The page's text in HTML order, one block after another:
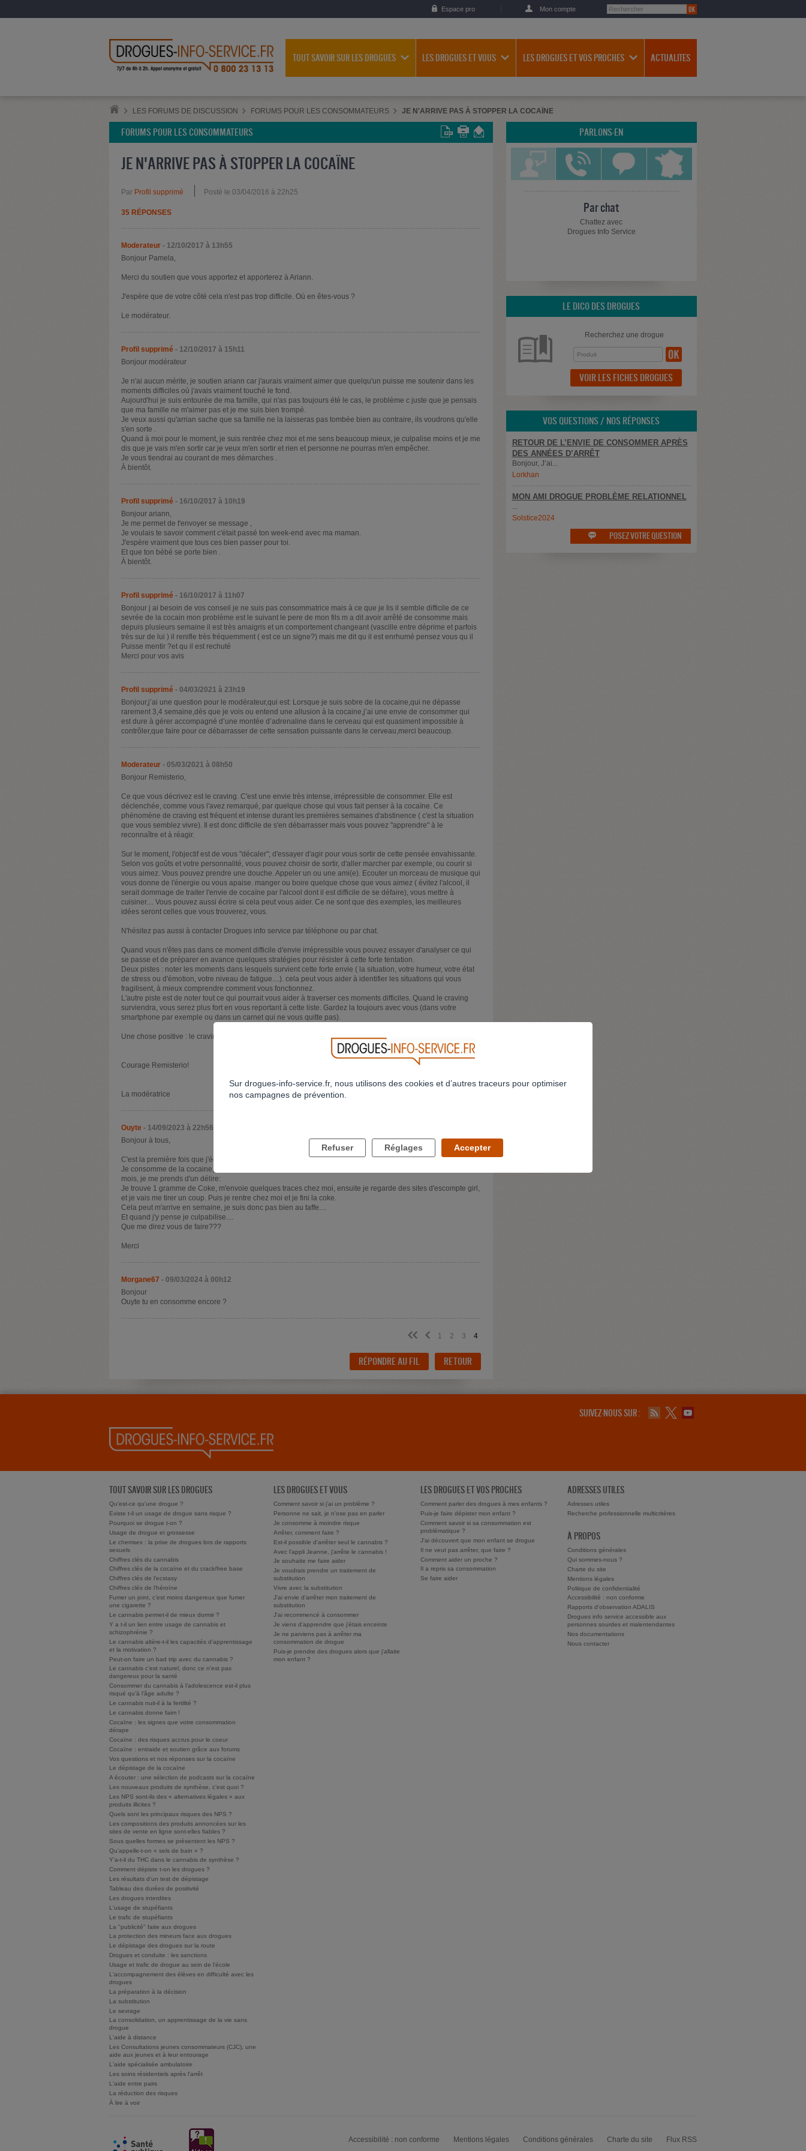
Espace pro Mon compte
TOUT SAVOIR SUR LES DROGUES LES DROGUES ET VOUS LES DROGUES ET VOS PROCHES ACTUALITES
LES FORUMS DE DISCUSSION FORUMS POUR LES CONSOMMATEURS JE N'ARRIVE PAS À STOPPER LA COCAÏNE
FORUMS POUR LES CONSOMMATEURS
JE N'ARRIVE PAS À STOPPER LA COCAÏNE
Par Profil supprimé Posté le 03/04/2016 à 22h25
35 RÉPONSES
Moderateur - 12/10/2017 à 13h55
Bonjour Pamela,
Merci du soutien que vous apportez et apporterez à Ariann.
J'espère que de votre côté cela n'est pas trop difficile. Où en êtes-vous ?
Le modérateur.
Profil supprimé - 12/10/2017 à 15h11
Bonjour modérateur
Je n'ai aucun mérite, je soutien ariann car j'aurais vraiment aimer que quelqu'un puisse me soutenir dans les
moments difficiles où j'avais vraiment touché le fond.
Aujourd'hui je suis entourée de ma famille, qui n'as pas toujours été le cas, le problème c juste que je pensais
que ma famille ne m'aimer pas et je me suis bien trompé.
Je veux aussi qu'arrian sache que sa famille ne la laisseras pas tombée bien au contraire, ils voudrons qu'elle
s'en sorte .
Quand à moi pour le moment, je suis rentrée chez moi et me sens beaucoup mieux, je culpalise moins et je me
dis que je vais m'en sortir car je veux m'en sortir et rien et personne ne pourras m'en empêcher.
Je vous tiendrai au courant de mes démarches .
À bientôt.
Profil supprimé - 16/10/2017 à 10h19
Bonjour ariann,
Je me permet de t'envoyer se message ,
Je voulais te savoir comment c'était passé ton week-end avec ma maman.
J'espère vraiment que tous ces bien passer pour toi.
Et que ton bébé se porte bien .
À bientôt.
Profil supprimé - 16/10/2017 à 11h07
Bonjour j ai besoin de vos conseil je ne suis pas consommatrice mais à ce que je lis il semble difficile de ce
sevrée de la cocain mon problème est le suivant le pere de mon fils m a dit avoir arrêté de consomme mais
depuis plusieurs semaine il est très amaigris et un comportement changeant (vascille entre déprime et parfois
très sur de lui ) il renifle très fréquemment ( est ce un signe?) mais me dit qu il est enrhumé pensez vous qu il
Puisse mentir ?et qu il est rechuté
Merci pour vos avis
Profil supprimé - 04/03/2021 à 23h19
Bonjour,j’ai une question pour le modérateur,qui est: Lorsque je suis sobre de la cocaine,qui ne dépasse
rarement 3,4 semaine,dès que je vois ou entend une allusion à la cocaine,j’ai une envie de consommer qui
est dure à gérer accompagné d’une montée d’adrenaline dans le cerveau qui est quasiment impossible à
contrôler,que faire pour ce débarrasser de cette sensation puissante dans le cerveau,merci beaucoup.
Moderateur - 05/03/2021 à 08h50
Bonjour Remisterio,
Ce que vous décrivez est le craving. C'est une envie très intense, irrépressible de consommer. Elle est
déclenchée, comme vous l'avez remarqué, par quelque chose qui vous fait penser à la cocaïne. Ce
phénomène de craving est fréquent et intense durant les premières semaines d'abstinence ( c'est la situation
que vous semblez vivre). Il est donc difficile de s'en débarrasser mais vous pouvez "apprendre" à le
reconnaître et à réagir.
Sur le moment, l'objectif est de vous "décaler"; d'essayer d'agir pour vous sortir de cette pensée envahissante.
Selon vos goûts et votre personnalité, vous pouvez choisir de sortir, d'aller marcher par exemple, ou courir si
vous aimez. Vous pouvez prendre une douche. Appeler un ou une ami(e). Ecouter un morceau de musique qui
vous donne de l'énergie ou vous apaise. manger ou boire quelque chose que vous aimez ( évitez l'alcool, il
serait dommage de traiter l'envie de cocaïne par l'alcool dont il est difficile de se défaire), vous mettre à
cuisiner.... Vous pouvez aussi écrire si cela peut vous aider. Ce ne sont que des exemples, les meilleures
idées seront celles que vous trouverez, vous.
N'hésitez pas aussi à contacter Drogues info service par téléphone ou par chat.
Quand vous n'êtes pas dans ce moment difficile d'envie irrépressible vous pouvez essayer d'analyser ce qui
se passe et de préparer en avance quelques stratégies pour résister à cette forte tentation.
Deux pistes : noter les moments dans lesquels survient cette forte envie ( la situation, votre humeur, votre état
de stress ou d'émotion, votre niveau de fatigue....). cela peut vous aider à identifier les situations qui vous
fragilisent, à mieux comprendre comment vous fonctionnez.
L'autre piste est de noter tout ce qui pourrait vous aider à traverser ces moments difficiles. Quand le craving
surviendra, vous serez plus fort en vous reportant à cette liste. Gardez la toujours avec vous (dans votre
smartphone par exemple ou dans un carnet qui ne vous quitte pas).
Une chose positive : le craving est certes très puissant mais ne dure pas très longtemps à chaque fois.
Courage Remisterio!
La modératrice
Ouyte - 14/09/2023 à 22h56
Bonjour à tous,
C'est la première fois que j'écris sur un forum.
Je consomme de la cocaine, en soirée si il y en a, mais le pire c'est que de temps en temps, je dirai 1 fois par
mois, je me prends d'un délire:
Je trouve 1 gramme de Coke, m'envoie quelques traces chez moi, ensuite je regarde des sites d'escompte girl,
et je vais me tirer un coup. Puis je rentre chez moi et je fini la coke.
Cela peut m'arrive en semaine, je suis donc pas bien au taffe....
Et quand j'y pense je culpabilise....
Que me direz vous de faire???
Merci
Morgane67 - 09/03/2024 à 00h12
Bonjour
Ouyte tu en consomme encore ?
<< < 1 2 3 4
RÉPONDRE AU FIL RETOUR
PARLONS-EN
Par chat
Chattez avec
Drogues Info Service
LE DICO DES DROGUES
Recherchez une drogue
VOIR LES FICHES DROGUES
VOS QUESTIONS / NOS RÉPONSES
RETOUR DE L’ENVIE DE CONSOMMER APRÈS
DES ANNÉES D’ARRÊT
Bonjour, J’ai...
Lorkhan
MON AMI DROGUE PROBLÈME RELATIONNEL
Solstice2024
 POSEZ VOTRE QUESTION
SUIVEZ-NOUS SUR :
TOUT SAVOIR SUR LES DROGUES
Qu'est-ce qu'une drogue ?
Existe t-il un usage de drogue sans risque ?
Pourquoi se drogue t-on ?
Usage de drogue et grossesse
Le chemsex : la prise de drogues lors de rapports
sexuels
Chiffres clés du cannabis
Chiffres clés de la cocaïne et du crack/free base
Chiffres clés de l'ecstasy
Chiffres clés de l'héroïne
Fumer un joint, c’est moins dangereux que fumer
une cigarette ?
Le cannabis permet-il de mieux dormir ?
Y a t-il un lien entre usage de cannabis et
schizophrénie ?
Le cannabis altère-t-il les capacités d'apprentissage
et la motivation ?
Peut-on faire un bad trip avec du cannabis ?
Le cannabis c'est naturel, donc ce n'est pas
dangereux pour la santé
Consommer du cannabis à l’adolescence est-il plus
risqué qu’à l’âge adulte ?
Le cannabis nuit-il à la fertilité ?
Le cannabis donne faim !
Cocaïne : les signes que votre consommation
dérape
Cocaïne : des risques accrus pour le coeur
Cocaïne : entraide et soutien grâce aux forums
Vos questions et nos réponses sur la cocaïne
Le dépistage de la cocaïne
A écouter : une sélection de podcasts sur la cocaïne
Les nouveaux produits de synthèse, c’est quoi ?
Les NPS sont-ils des « alternatives légales » aux
produits illicites ?
Quels sont les principaux risques des NPS ?
Les compositions des produits annoncées sur les
sites de vente en ligne sont-elles fiables ?
Sous quelles formes se présentent les NPS ?
Qu’appelle-t-on « sels de bain » ?
Y’a-t-il du THC dans le cannabis de synthèse ?
Comment dépiste t-on les drogues ?
Les résultats d'un test de dépistage
Tableau des durées de positivité
Les drogues interdites
L'usage de stupéfiants
Le trafic de stupéfiants
La "publicité" faite aux drogues
La protection des mineurs face aux drogues
Le dépistage des drogues sur la route
Drogues et conduite : les sanctions
Usage et trafic de drogue au sein de l'école
L'accompagnement des élèves en difficulté avec les
drogues
La préparation à la décision
La substitution
Le sevrage
La consolidation, un apprentissage de la vie sans
drogue
L'aide à distance
Les Consultations jeunes consommateurs (CJC), une
aide aux jeunes et à leur entourage
L'aide spécialisée ambulatoire
Les soins résidentiels après l'arrêt
L'aide entre pairs
La réduction des risques
À lire à voir
LES DROGUES ET VOUS
Comment savoir si j'ai un problème ?
Personne ne sait, je n'ose pas en parler
Je consomme à moindre risque
Arrêter, comment faire ?
Est-il possible d'arrêter seul le cannabis ?
Avec l'appli Jeanne, j'arrête le cannabis !
Je souhaite me faire aider
Je voudrais prendre un traitement de
substitution
Vivre avec la substitution
J'ai envie d'arrêter mon traitement de
substitution
J'ai recommencé à consommer
Je viens d'apprendre que j'étais enceinte
Je ne parviens pas à arrêter ma
consommation de drogue
Puis-je prendre des drogues alors que j'allaite
mon enfant ?
LES DROGUES ET VOS PROCHES
Comment parler des drogues à mes enfants ?
Puis-je faire dépister mon enfant ?
Comment savoir si sa consommation est
problématique ?
J'ai découvert que mon enfant se drogue
Il ne veut pas arrêter, que faire ?
Comment aider un proche ?
Il a repris sa consommation
Se faire aider
ADRESSES UTILES
Adresses utiles
Recherche professionnelle multicritères
À PROPOS
Conditions générales
Qui sommes-nous ?
Charte du site
Mentions légales
Politique de confidentialité
Accessibilité : non conforme
Rapports d'observation ADALIS
Drogues info service accessible aux
personnes sourdes et malentendantes
Nos documentations
Nous contacter
Accessibilité : non conforme Mentions légales Conditions générales Charte du site Flux RSS
Sur drogues-info-service.fr, nous utilisons des cookies et d’autres traceurs pour optimiser
nos campagnes de prévention.
Refuser Réglages Accepter